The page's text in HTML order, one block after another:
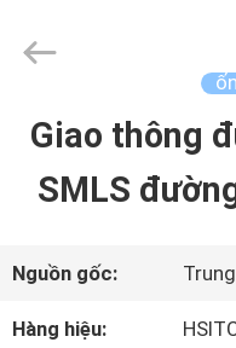
NHÀ
PHẨM
Hebei
Synda
Co.,Ltd.
Reserved.
Giao thông
SMLS
Nguồn gốc:
Hàng hiệu: